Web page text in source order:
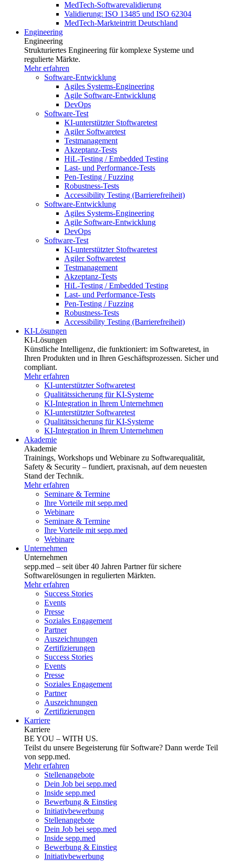
MedTech-Softwarevalidierung
Validierung: ISO 13485 und ISO 62304
MedTech-Markteintritt Deutschland
Engineering
Engineering
Strukturiertes Engineering für komplexe Systeme und
regulierte Märkte.
Mehr erfahren
Software-Entwicklung
Agiles Systems-Engineering
Agile Software-Entwicklung
DevOps
Software-Test
KI-unterstützter Stoftwaretest
Agiler Softwaretest
Testmanagement
Akzeptanz-Tests
HiL-Testing / Embedded Testing
Last- und Performance-Tests
Pen-Testing / Fuzzing
Robustness-Tests
Accessibility Testing (Barrierefreiheit)
Software-Entwicklung
Agiles Systems-Engineering
Agile Software-Entwicklung
DevOps
Software-Test
KI-unterstützter Stoftwaretest
Agiler Softwaretest
Testmanagement
Akzeptanz-Tests
HiL-Testing / Embedded Testing
Last- und Performance-Tests
Pen-Testing / Fuzzing
Robustness-Tests
Accessibility Testing (Barrierefreiheit)
KI-Lösungen
KI-Lösungen
Künstliche Intelligenz, die funktioniert: im Softwaretest, in
Ihren Produkten und in Ihren Geschäftsprozessen. Sicher und
compliant.
Mehr erfahren
KI-unterstützter Softwaretest
Qualitätssicherung für KI-Systeme
KI-Integration in Ihrem Unternehmen
KI-unterstützter Softwaretest
Qualitätssicherung für KI-Systeme
KI-Integration in Ihrem Unternehmen
Akademie
Akademie
Trainings, Workshops und Webinare zu Softwarequalität,
Safety & Security – fundiert, praxisnah, auf dem neuesten
Stand der Technik.
Mehr erfahren
Seminare & Termine
Ihre Vorteile mit sepp.med
Webinare
Seminare & Termine
Ihre Vorteile mit sepp.med
Webinare
Unternehmen
Unternehmen
sepp.med – seit über 40 Jahren Partner für sichere
Softwarelösungen in regulierten Märkten.
Mehr erfahren
Success Stories
Events
Presse
Soziales Engagement
Partner
Auszeichnungen
Zertifizierungen
Success Stories
Events
Presse
Soziales Engagement
Partner
Auszeichnungen
Zertifizierungen
Karriere
Karriere
BE YOU – WITH US.
Teilst du unsere Begeisterung für Software? Dann werde Teil
von sepp.med.
Mehr erfahren
Stellenangebote
Dein Job bei sepp.med
Inside sepp.med
Bewerbung & Einstieg
Initiativbewerbung
Stellenangebote
Dein Job bei sepp.med
Inside sepp.med
Bewerbung & Einstieg
Initiativbewerbung